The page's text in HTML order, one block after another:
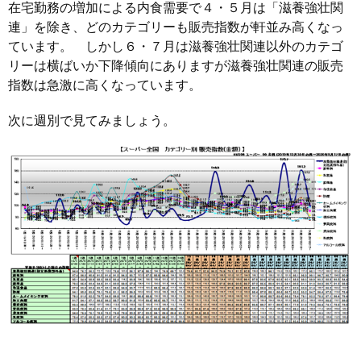
在宅勤務の増加による内食需要で４・５月は「滋養強壮関
連」を除き、どのカテゴリーも販売指数が軒並み高くなっ
ています。 しかし６・７月は滋養強壮関連以外のカテゴ
リーは横ばいか下降傾向にありますが滋養強壮関連の販売
指数は急激に高くなっています。
次に週別で見てみましょう。